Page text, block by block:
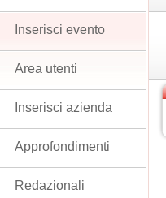
Inserisci evento
Area utenti
Inserisci azienda
Approfondimenti
Redazionali